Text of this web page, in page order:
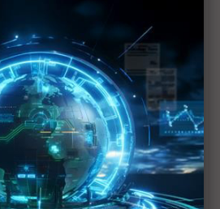
安的完美整合 晶睿開創智慧工
塑網協助企業精準掌握生產每一
輕鬆實現自動化
組 為前端數據採集打下基礎